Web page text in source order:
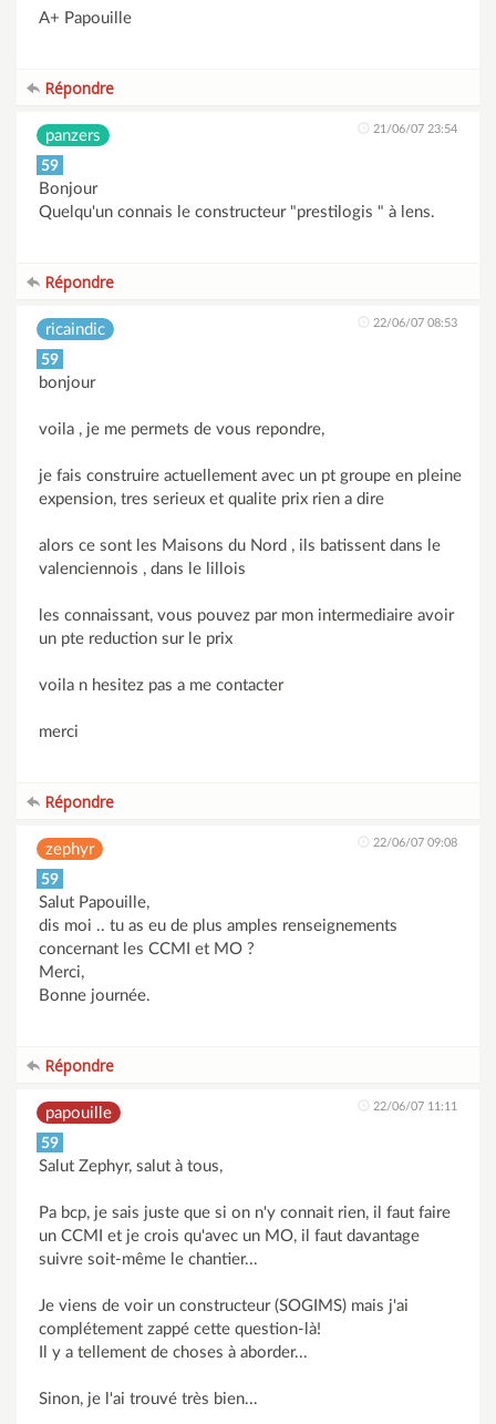
A+ Papouille
Répondre
panzers 21/06/07 23:54
59
Bonjour
Quelqu'un connais le constructeur "prestilogis " à lens.
Répondre
ricaindic 22/06/07 08:53
59
bonjour
voila , je me permets de vous repondre,
je fais construire actuellement avec un pt groupe en pleine
expension, tres serieux et qualite prix rien a dire
alors ce sont les Maisons du Nord , ils batissent dans le
valenciennois , dans le lillois
les connaissant, vous pouvez par mon intermediaire avoir
un pte reduction sur le prix
voila n hesitez pas a me contacter
merci
Répondre
zephyr 22/06/07 09:08
59
Salut Papouille,
dis moi .. tu as eu de plus amples renseignements
concernant les CCMI et MO ?
Merci,
Bonne journée.
Répondre
papouille 22/06/07 11:11
59
Salut Zephyr, salut à tous,
Pa bcp, je sais juste que si on n'y connait rien, il faut faire
un CCMI et je crois qu'avec un MO, il faut davantage
suivre soit-même le chantier...
Je viens de voir un constructeur (SOGIMS) mais j'ai
complétement zappé cette question-là!
Il y a tellement de choses à aborder...
Sinon, je l'ai trouvé très bien...